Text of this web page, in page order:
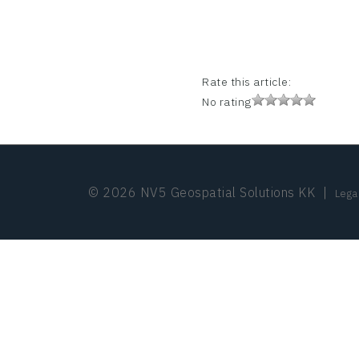
Rate this article:
No rating
© 2026 NV5 Geospatial Solutions KK